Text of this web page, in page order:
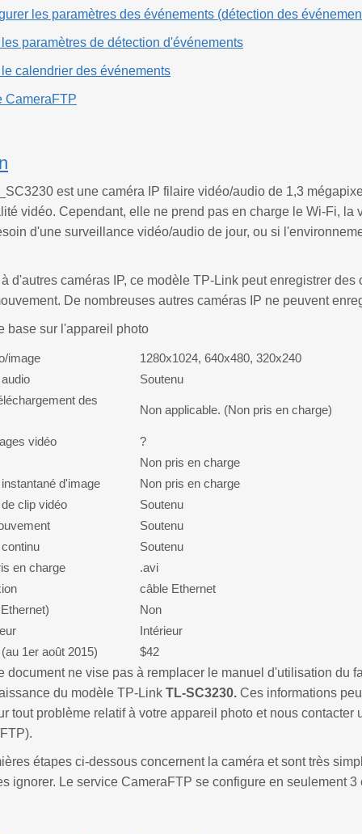
les paramètres des événements (détection des
paramètres de détection d'événements
calendrier des événements
CameraFTP
est une caméra IP filaire vidéo/audio de 1,3
vidéo. Cependant, elle ne prend pas en charge le Wi-Fi,
d'une surveillance vidéo/audio de jour, ou si
d'autres caméras IP, ce modèle TP-Link peut enregistrer
De nombreuses autres caméras IP ne peuvent
base sur l'appareil photo
image
1280x1024, 640x480, 320x240
Soutenu
des
Non applicable. (Non pris en charge)
vidéo
?
Non pris en charge
d'image
Non pris en charge
clip vidéo
Soutenu
Soutenu
Soutenu
en charge
.avi
câble Ethernet
Non
Intérieur
1er août 2015)
$42
document ne vise pas à remplacer le manuel d'utilisation du
du modèle TP-Link TL-SC3230. Ces informations
tout problème relatif à votre appareil photo et nous
étapes ci-dessous concernent la caméra et sont très
ignorer. Le service CameraFTP se configure en seulement 3